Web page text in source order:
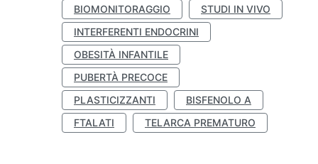
BIOMONITORAGGIO
STUDI IN VIVO
INTERFERENTI ENDOCRINI
OBESITÀ INFANTILE
PUBERTÀ PRECOCE
PLASTICIZZANTI
BISFENOLO A
FTALATI
TELARCA PREMATURO